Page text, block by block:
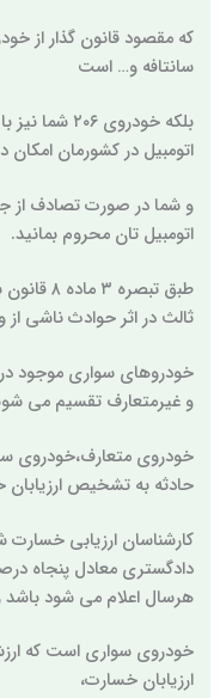
که مقصود قانون گذار از
سانتافه و… است
بلکه
اتومبیل در کشورمان
و شما در صورت تصادف از
اتومبیل تان محروم بمانید.
طبق
ثالث در اثر حوادث ناشی از
و غیرمتعارف تقسیم می
خودروی متعارف،خودروی
حادثه به تشخیص ارزیابان
کارشناسان ارزیابی
دادگستری معادل پنجاه
هرسال اعلام می شود باشد
خودروی سواری است که
ارزیابان خسارت،